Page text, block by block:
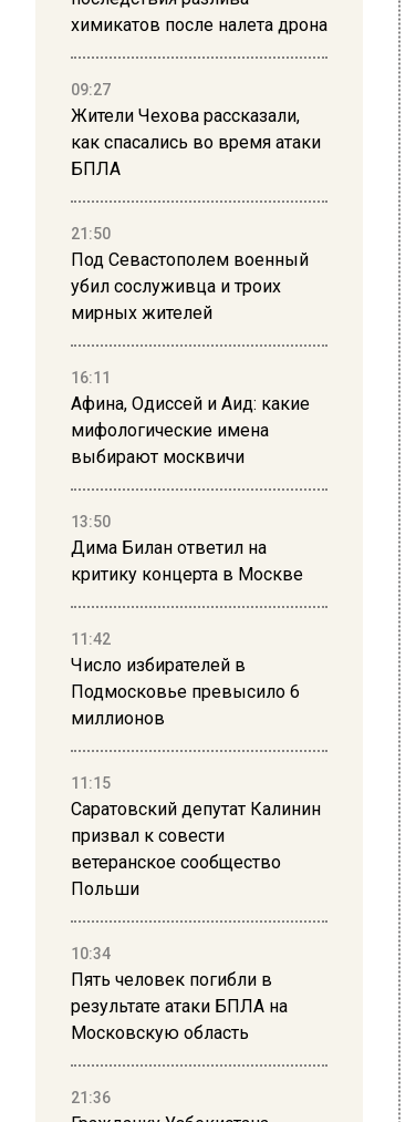
химикатов после налета дрона
09:27
Жители Чехова рассказали,
как спасались во время атаки
БПЛА
21:50
Под Севастополем военный
убил сослуживца и троих
мирных жителей
16:11
Афина, Одиссей и Аид: какие
мифологические имена
выбирают москвичи
13:50
Дима Билан ответил на
критику концерта в Москве
11:42
Число избирателей в
Подмосковье превысило 6
миллионов
11:15
Саратовский депутат Калинин
призвал к совести
ветеранское сообщество
Польши
10:34
Пять человек погибли в
результате атаки БПЛА на
Московскую область
21:36